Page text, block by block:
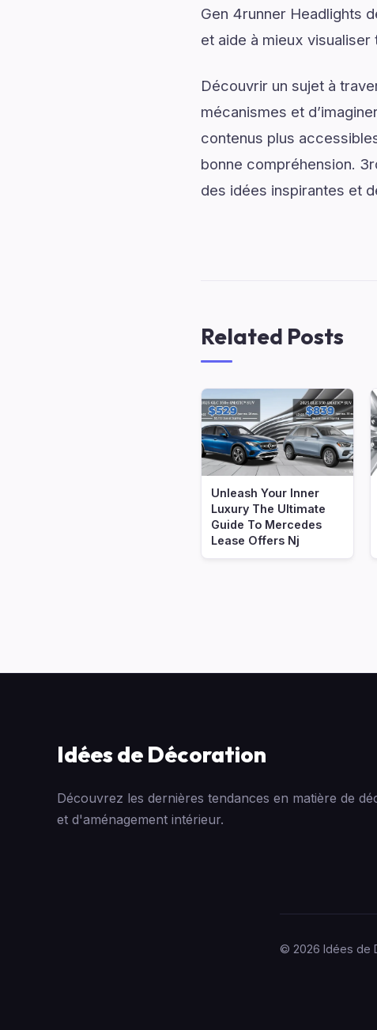
Gen 4runner Headlights
et aide à mieux
Découvrir un sujet à
mécanismes et
contenus plus
bonne compréhension.
des idées inspirantes et
Related Posts
Unleash Your Inner
Luxury The Ultimate
Guide To Mercedes
Lease Offers Nj
Idées de Décoration
Découvrez les dernières tendances en matière de
et d'aménagement intérieur.
© 2026 Idées de